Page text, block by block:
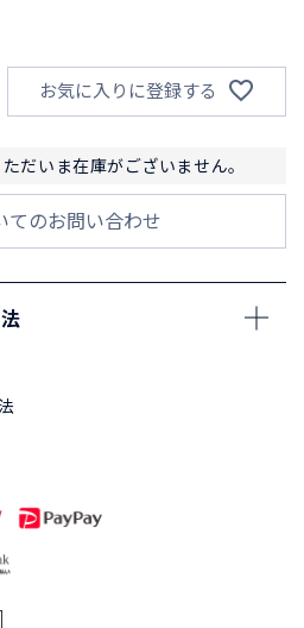
お気に入りに登録する
だいま在庫がございません。
てのお問い合わせ